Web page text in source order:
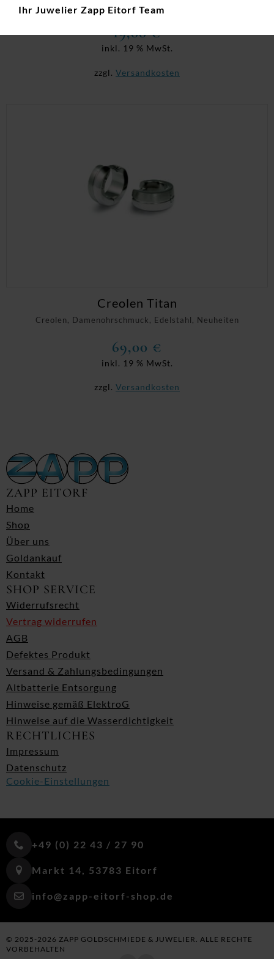
Silber, Zirkonia, Zirkoniaschmuck
19,00€
inkl. 19 % MwSt.
zzgl. Versandkosten
Creolen, Damenohrschmuck, Edelstahl, Neuheiten
Creolen Titan
69,00 €
inkl. 19 % MwSt.
zzgl. Versandkosten
ZAPP EITORF
Home
Shop
Über uns
Goldankauf
Kontakt
SHOP SERVICE
Widerrufsrecht
Vertrag widerrufen
AGB
Defektes Produkt
Versand & Zahlungsbedingungen
Altbatterie Entsorgung
Hinweise gemäß ElektroG
Hinweise auf die Wasserdichtigkeit
RECHTLICHES
Impressum
Datenschutz
Cookie-Einstellungen
+49 (0) 22 43 / 27 90
Markt 14, 53783 Eitorf
info@zapp-eitorf-shop.de
© 2025-2026 ZAPP GOLDSCHMIEDE & JUWELIER. ALLE RECHTE
VORBEHALTEN
Ihr Juwelier Zapp Eitorf Team